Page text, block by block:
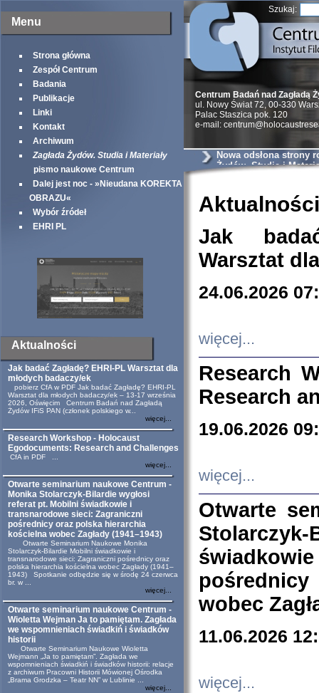
Menu
Strona główna
Zespół Centrum
Badania
Publikacje
Linki
Kontakt
Archiwum
Zagłada Żydów. Studia i Materiały
pismo naukowe Centrum
Dalej jest noc - »Nieudana KOREKTA
OBRAZU«
Wybór źródeł
EHRI PL
Aktualności
Jak badać Zagładę? EHRI-PL Warsztat dla
młodych badaczy/ek
pobierz CfA w PDF Jak badać Zagładę? EHRI-PL
Warsztat dla młodych badaczy/ek – 13-17 września
2026, Oświęcim Centrum Badań nad Zagładą
Żydów IFiS PAN (członek polskiego w...
więcej...
Research Workshop - Holocaust
Egodocuments: Research and Challenges
CfA in PDF ...
więcej...
Otwarte seminarium naukowe Centrum -
Monika Stolarczyk-Bilardie wygłosi
referat pt. Mobilni świadkowie i
transnarodowe sieci: Zagraniczni
pośrednicy oraz polska hierarchia
kościelna wobec Zagłady (1941–1943)
Otwarte Seminarium Naukowe Monika
Stolarczyk-Bilardie Mobilni świadkowie i
transnarodowe sieci: Zagraniczni pośrednicy oraz
polska hierarchia kościelna wobec Zagłady (1941–
1943) Spotkanie odbędzie się w środę 24 czerwca
br. w ...
więcej...
Otwarte seminarium naukowe Centrum -
Wioletta Wejman Ja to pamiętam. Zagłada
we wspomnieniach świadkiń i świadków
historii
Otwarte Seminarium Naukowe Wioletta
Wejmann „Ja to pamiętam”. Zagłada we
wspomnieniach świadkiń i świadków historii: relacje
z archiwum Pracowni Historii Mówionej Ośrodka
„Brama Grodzka – Teatr NN” w Lublinie ...
więcej...
Szukaj:
Centrum Badań nad Zagładą
ul. Nowy Świat 72, 00-330
Palac Staszica pok. 120
e-mail:
Nowa odsłona strony
Żydów. Studia i
Aktualności
Jak
Warsztat
24.06.2026
więcej...
Research
Research
19.06.2026
więcej...
Otwarte
wobec
11.06.2026
więcej...